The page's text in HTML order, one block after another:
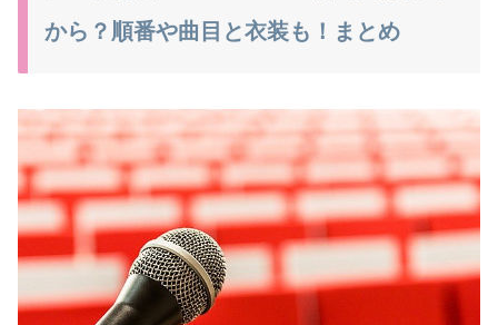
から？順番や曲目と衣装も！まとめ